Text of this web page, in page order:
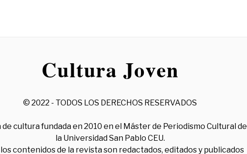
© 2022 - TODOS LOS DERECHOS RESERVADOS
de cultura fundada en 2010 en el Máster de Periodismo Cultural de
la Universidad San Pablo CEU.
los contenidos de la revista son redactados, editados y publicados